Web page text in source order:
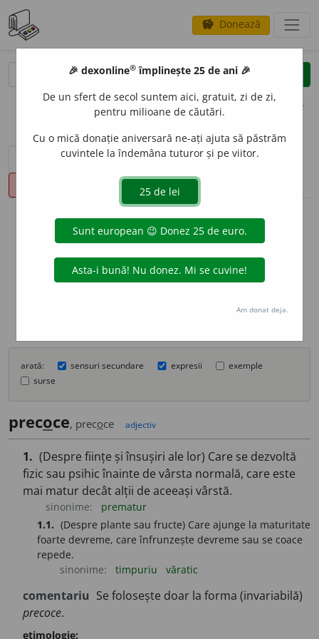
savings Donează
clear
opțiuni
sinteza definițiilor (1) definiții (16)
declinări
info
Aceste definiții sunt compilate de
echipa dexonline. Definițiile
originale se află pe filadefiniții.
Puteți reordona filele pe pagina de
arată: sensuri secundare expresii
exemple
surse
precoce, precoce adjectiv
1. (Despre ființe și însușiri ale lor) Care se dezvoltă
fizic sau psihic înainte de vârsta normală, care este
mai matur decât alții de aceeași vârstă.
sinonime:
prematur
1.1. (Despre plante sau fructe) Care ajunge la maturitate
foarte devreme, care înfrunzește devreme sau se coace
repede.
sinonime:
timpuriu văratic
comentariu Se folosește doar la forma (invariabilă)
precoce.
etimologie:
🎉 dexonline® împlinește 25 de ani 🎉
De un sfert de secol suntem aici, gratuit, zi de zi,
pentru milioane de căutări.
Cu o mică donație aniversară ne-ați ajuta să păstrăm
cuvintele la îndemâna tuturor și pe viitor.
Am donat deja.